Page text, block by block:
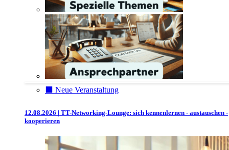
⬛️ Neue Veranstaltung
12.08.2026 | TT-Networking-Lounge: sich kennenlernen - austauschen -
kooperieren